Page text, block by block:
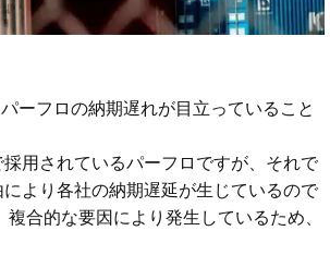
ーフロの納期遅れが目立っていること
用されているパーフロですが、それで
より各社の納期遅延が生じているので
複合的な要因により発生しているため、